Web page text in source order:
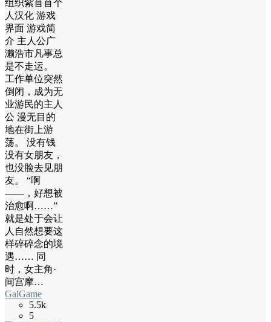
组织紫苜苜个
人汉化 游戏
界面 游戏简
介 主人公广
濑浩市凡事总
是不走运。
工作单位突然
倒闭，成为无
业游民的主人
公 漫无目的
地在街上游
荡。 没有钱
没有女朋友，
也没脸去见朋
友。 “啊
——，好想被
治愈啊……”
就是处于会让
人自然想要这
样碎碎念的境
遇…… 同
时，女主角·
间宫摩…
GalGame
5.5k
5